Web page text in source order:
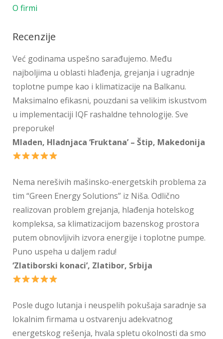
O firmi
Recenzije
Već godinama uspešno sarađujemo. Među
najboljima u oblasti hlađenja, grejanja i ugradnje
toplotne pumpe kao i klimatizacije na Balkanu.
Maksimalno efikasni, pouzdani sa velikim iskustvom
u implementaciji IQF rashaldne tehnologije. Sve
preporuke!
Mladen, Hladnjaca ‘Fruktana’ – Štip, Makedonija
Nema nerešivih mašinsko-energetskih problema za
tim “Green Energy Solutions” iz Niša. Odlično
realizovan problem grejanja, hlađenja hotelskog
kompleksa, sa klimatizacijom bazenskog prostora
putem obnovljivih izvora energije i toplotne pumpe.
Puno uspeha u daljem radu!
‘Zlatiborski konaci’, Zlatibor, Srbija
Posle dugo lutanja i neuspelih pokušaja saradnje sa
lokalnim firmama u ostvarenju adekvatnog
energetskog rešenja, hvala spletu okolnosti da smo